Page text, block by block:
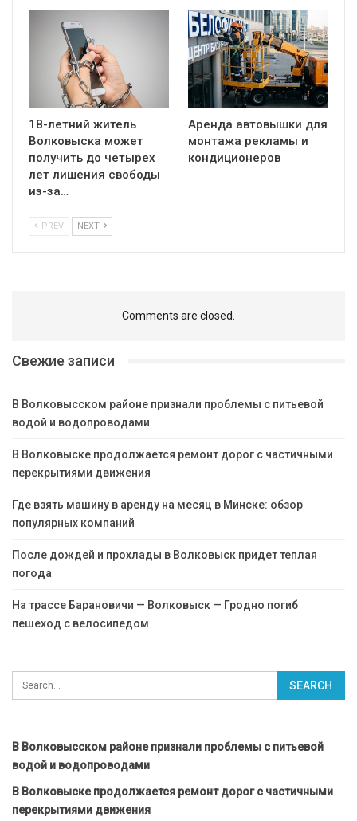
18-летний житель
Волковыска может
получить до четырех
лет лишения свободы
из-за…
Аренда автовышки для
монтажа рекламы и
кондиционеров
PREV NEXT
Comments are closed.
Свежие записи
В Волковысском районе признали проблемы с питьевой
водой и водопроводами
В Волковыске продолжается ремонт дорог с частичными
перекрытиями движения
Где взять машину в аренду на месяц в Минске: обзор
популярных компаний
После дождей и прохлады в Волковыск придет теплая
погода
На трассе Барановичи — Волковыск — Гродно погиб
пешеход с велосипедом
В Волковысском районе признали проблемы с питьевой
водой и водопроводами
В Волковыске продолжается ремонт дорог с частичными
перекрытиями движения